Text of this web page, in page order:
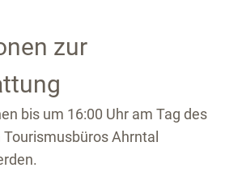
zur
bis um 16:00 Uhr am Tag des
Ahrntal